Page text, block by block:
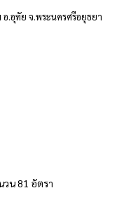
.อุทัย จ.พระนครศรีอยุธยา
น 81 อัตรา